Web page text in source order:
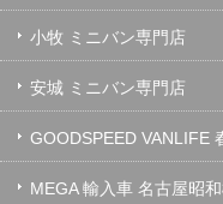
小牧 ミニバン専門店
安城 ミニバン専門店
GOODSPEED VANLIFE
MEGA 輸入車 名古屋昭